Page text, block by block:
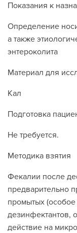
Показания к
Определение
а также
энтероколита
Материал для
Кал
Подготовка
Не требуется.
Методика взятия
Фекалии после
предварительно
промытых
действие на